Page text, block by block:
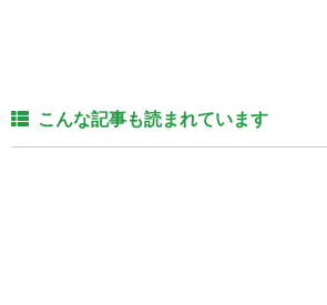
こんな記事も読まれています